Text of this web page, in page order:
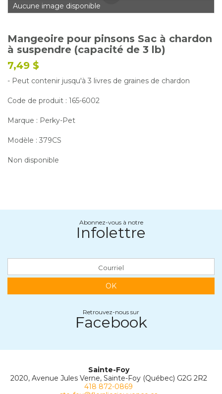
Service à la clientèle
Nous joindre
Aucune image disponible
Mangeoire pour pinsons Sac à chardon
à suspendre (capacité de 3 lb)
7,49 $
- Peut contenir jusqu'à 3 livres de graines de chardon
Code de produit : 165-6002
Marque : Perky-Pet
Modèle : 379CS
Non disponible
Abonnez-vous à notre
Infolettre
OK
Retrouvez-nous sur
Facebook
Sainte-Foy
2020, Avenue Jules Verne, Sainte-Foy (Québec) G2G 2R2
418 872-0869